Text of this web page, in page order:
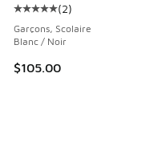
Cote moyenne du client
(2)
Garçons, Scolaire
Blanc / Noir
$105.00